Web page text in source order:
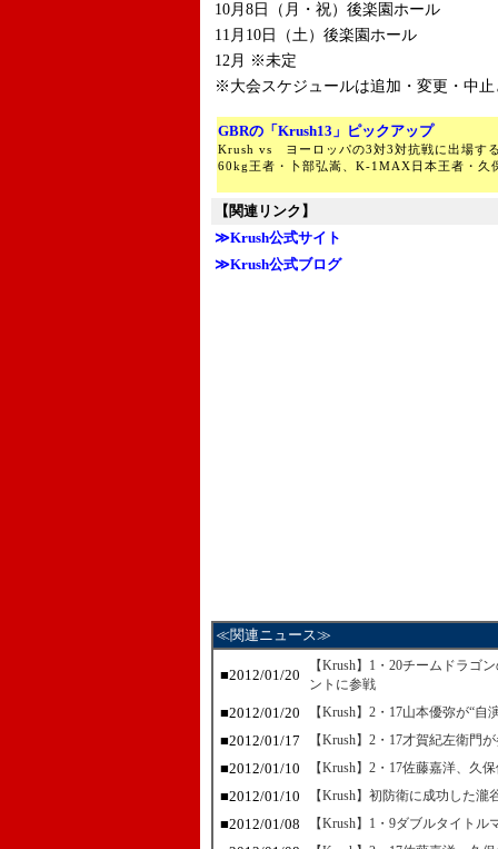
10月8日（月・祝）後楽園ホール
11月10日（土）後楽園ホール
12月 ※未定
※大会スケジュールは追加・変更・中
GBRの「Krush13」ピックアップ
Krush vs ヨーロッパの3対3対抗戦に出場す
60kg王者・卜部弘嵩、K-1MAX日本王者・久
【関連リンク】
≫Krush公式サイト
≫Krush公式ブログ
≪関連ニュース≫
■2012/01/20
【Krush】1・20チームドラゴ
ントに参戦
■2012/01/20 【Krush】2・17山本優弥が“
■2012/01/17 【Krush】2・17才賀紀左衛門
■2012/01/10 【Krush】2・17佐藤嘉洋、久
■2012/01/10 【Krush】初防衛に成功した
■2012/01/08 【Krush】1・9ダブルタイト